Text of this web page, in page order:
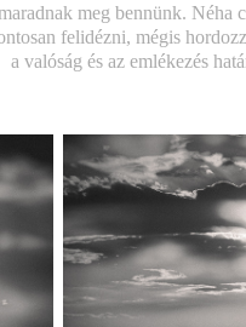
meg bennünk. Néha
felidézni, mégis
a valóság és az emlékezés